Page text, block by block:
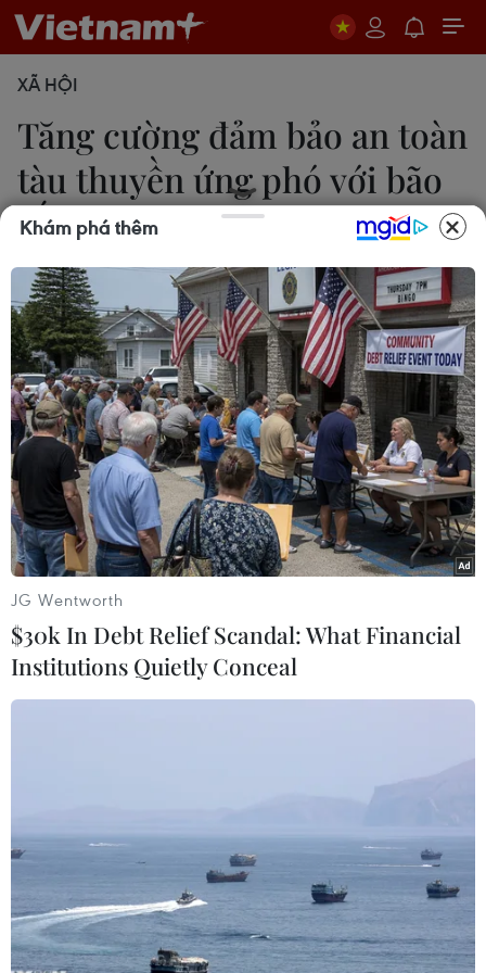
XÃ HỘI
Tăng cường đảm bảo an toàn
tàu thuyền ứng phó với bão
số 6
Thắng Trung-Diệu Thúy
17/10/2022 04:35
Theo bản tin của Trung tâm Dự báo khí tượng thủy
văn quốc gia, bão số 6 sẽ đi vào khu vực Hoàng
Sa ngày 18-19/10 với sức gió mạnh cấp 12-13, giật
cấp 15, dự báo bão còn diễn biến phức tạp.
Ngày 17/10, Ban Chỉ đạo Quốc gia về phòng,
chống thiên tai ban hành văn bản số 84/QGPCTT
gửi các tỉnh Quảng Nam, Quảng Ngãi, Bình
Định về việc tăng cường đảm bảo an toàn tàu
Khám phá thêm
JG Wentworth
$30k In Debt Relief Scandal: What Financial
Institutions Quietly Conceal